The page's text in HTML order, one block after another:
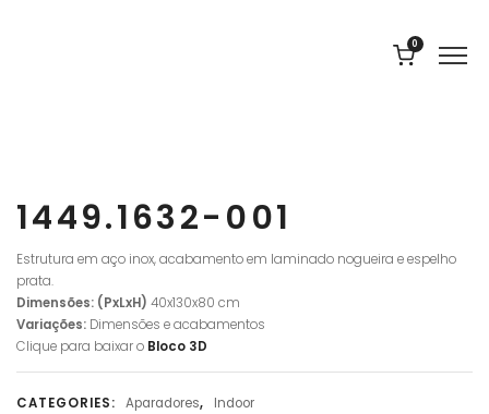
0
1449.1632-001
Estrutura em aço inox, acabamento em laminado nogueira e espelho
prata.
Dimensões: (PxLxH) 40x130x80 cm
Variações: Dimensões e acabamentos
Clique para baixar o Bloco 3D
CATEGORIES: Aparadores, Indoor